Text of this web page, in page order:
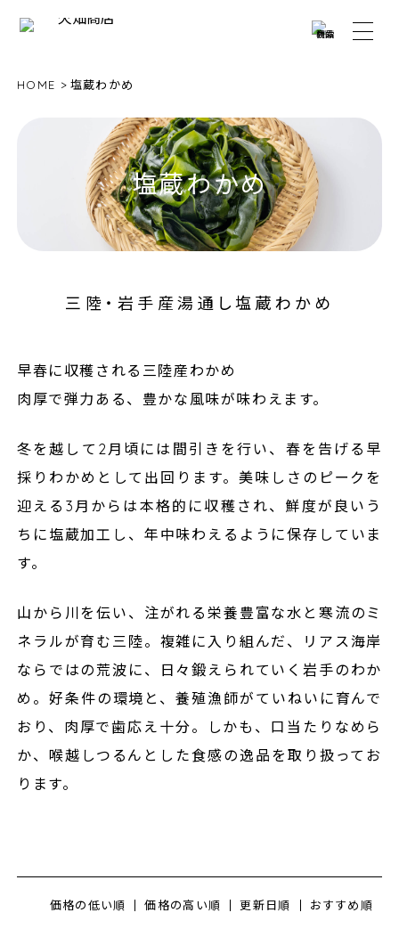
HOME 塩蔵わかめ
塩蔵わかめ
三陸・岩手産湯通し塩蔵わかめ
早春に収穫される三陸産わかめ
肉厚で弾力ある、豊かな風味が味わえます。
冬を越して2月頃には間引きを行い、春を告げる早
採りわかめとして出回ります。美味しさのピークを
迎える3月からは本格的に収穫され、鮮度が良いう
ちに塩蔵加工し、年中味わえるように保存していま
す。
山から川を伝い、注がれる栄養豊富な水と寒流のミ
ネラルが育む三陸。複雑に入り組んだ、リアス海岸
ならではの荒波に、日々鍛えられていく岩手のわか
め。好条件の環境と、養殖漁師がていねいに育んで
おり、肉厚で歯応え十分。しかも、口当たりなめら
か、喉越しつるんとした食感の逸品を取り扱ってお
ります。
価格の低い順 価格の高い順 更新日順 おすすめ順